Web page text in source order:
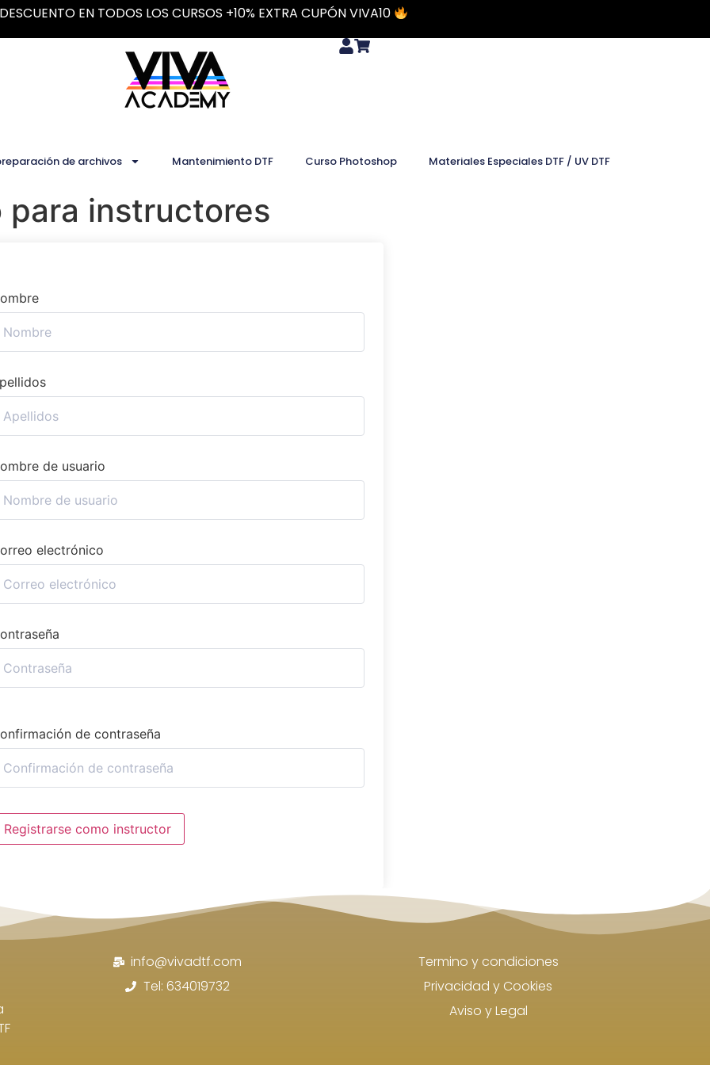
EN TODOS LOS CURSOS +10% EXTRA CUPÓN VIVA10
de archivos Mantenimiento DTF Curso Photoshop Materiales Especiales DTF / UV DTF
para instructores
de usuario
electrónico
de contraseña
Registrarse como instructor
info@vivadtf.com
Tel: 634019732
Termino y condiciones
Privacidad y Cookies
Aviso y Legal